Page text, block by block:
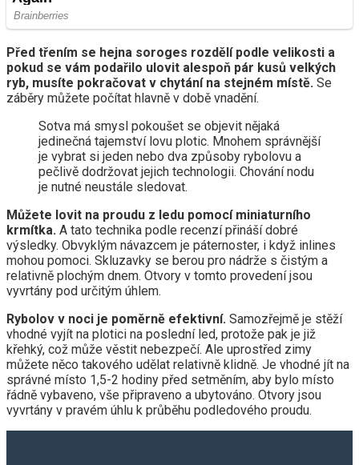
Před třením se hejna soroges rozdělí podle velikosti a
pokud se vám podařilo ulovit alespoň pár kusů velkých
ryb, musíte pokračovat v chytání na stejném místě. Se
záběry můžete počítat hlavně v době vnadění.
Sotva má smysl pokoušet se objevit nějaká
jedinečná tajemství lovu plotic. Mnohem správnější
je vybrat si jeden nebo dva způsoby rybolovu a
pečlivě dodržovat jejich technologii. Chování nodu
je nutné neustále sledovat.
Můžete lovit na proudu z ledu pomocí miniaturního
krmítka. A tato technika podle recenzí přináší dobré
výsledky. Obvyklým návazcem je páternoster, i když inlines
mohou pomoci. Skluzavky se berou pro nádrže s čistým a
relativně plochým dnem. Otvory v tomto provedení jsou
vyvrtány pod určitým úhlem.
Rybolov v noci je poměrně efektivní. Samozřejmě je stěží
vhodné vyjít na plotici na poslední led, protože pak je již
křehký, což může věstit nebezpečí. Ale uprostřed zimy
můžete něco takového udělat relativně klidně. Je vhodné jít na
správné místo 1,5-2 hodiny před setměním, aby bylo místo
řádně vybaveno, vše připraveno a ubytováno. Otvory jsou
vyvrtány v pravém úhlu k průběhu podledového proudu.